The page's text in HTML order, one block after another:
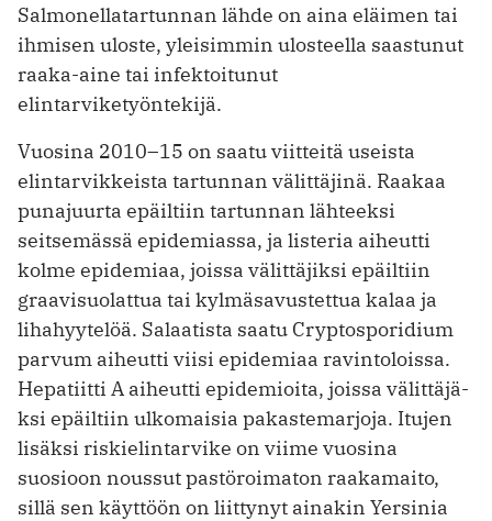
Salmonellatartunnan lähde on aina eläimen tai
ihmisen uloste, yleisimmin ulosteella saastunut
raaka-aine tai infektoitunut
elintarviketyöntekijä.
Vuosina 2010–15 on saatu viitteitä useista
elintarvikkeista tartunnan välittäjinä. Raakaa
punajuurta epäiltiin tartunnan lähteeksi
seitsemässä epidemiassa, ja listeria aiheutti
kolme epidemiaa, joissa välittäjiksi epäiltiin
graavisuolattua tai kylmäsavustettua kalaa ja
liha­hyytelöä. Salaatista saatu Crypto­sporidium
parvum ai­heutti viisi epidemiaa ravintoloissa.
Hepatiitti A aiheutti epidemioita, joissa välittäjä­
ksi epäiltiin ulkomaisia pakastemarjoja. Itujen
lisäksi riski­elintarvike on viime vuosina
suosioon noussut pastöroimaton raakamaito,
sillä sen käyttöön on liittynyt ­ainakin Yersinia